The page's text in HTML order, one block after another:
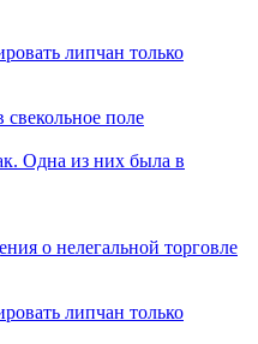
липчан только
поле
Одна из них была в
о нелегальной торговле
липчан только